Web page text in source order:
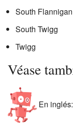
South Flannigan
South Twigg
Twigg
Véase
En inglés: